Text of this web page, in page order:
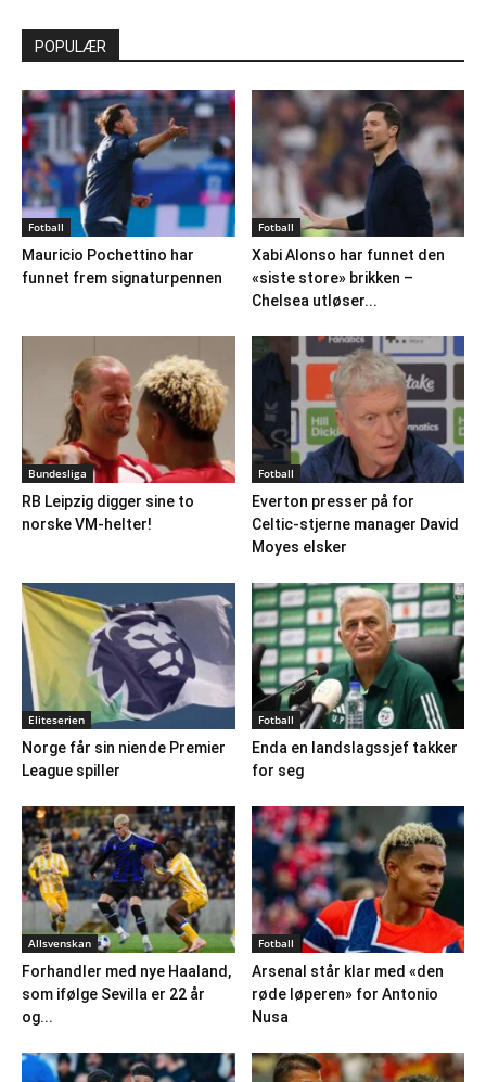
POPULÆR
Fotball
Mauricio Pochettino har
funnet frem signaturpennen
Fotball
Xabi Alonso har funnet den
«siste store» brikken –
Chelsea utløser...
Bundesliga
RB Leipzig digger sine to
norske VM-helter!
Fotball
Everton presser på for
Celtic-stjerne manager David
Moyes elsker
Eliteserien
Norge får sin niende Premier
League spiller
Fotball
Enda en landslagssjef takker
for seg
Allsvenskan
Forhandler med nye Haaland,
som ifølge Sevilla er 22 år
og...
Fotball
Arsenal står klar med «den
røde løperen» for Antonio
Nusa